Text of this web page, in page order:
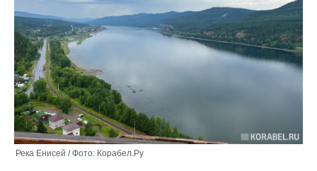
Все службы
Река Енисей / Фото: Корабел.Ру